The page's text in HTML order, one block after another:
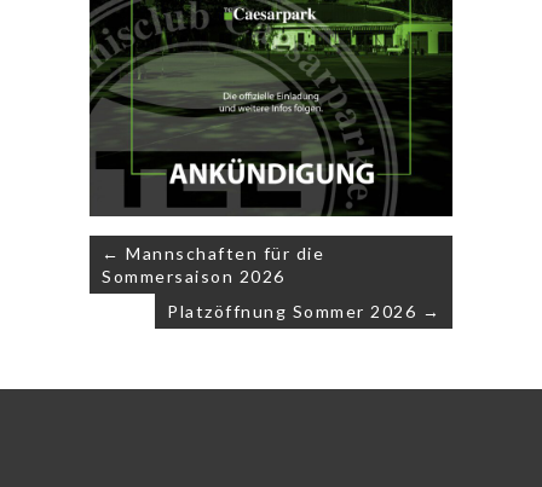
Beitragsnavigation
← Mannschaften für die
Sommersaison 2026
Platzöffnung Sommer 2026 →